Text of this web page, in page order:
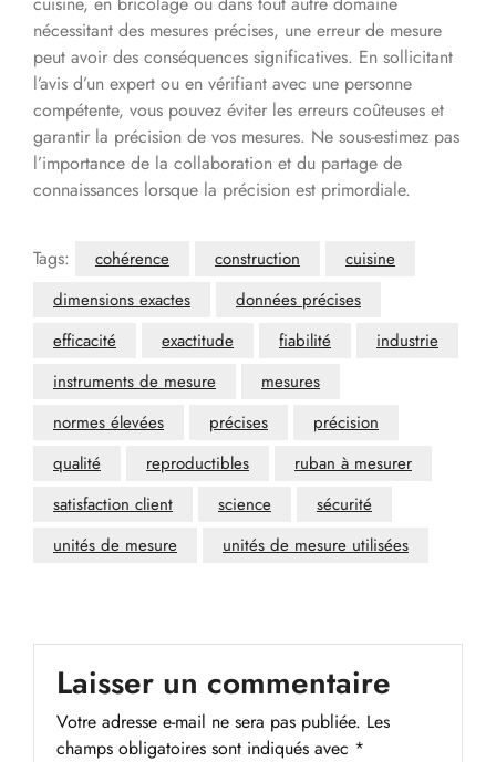
nécessitant des mesures précises, une erreur de mesure
peut avoir des conséquences significatives. En sollicitant
l’avis d’un expert ou en vérifiant avec une personne
compétente, vous pouvez éviter les erreurs coûteuses et
garantir la précision de vos mesures. Ne sous-estimez pas
l’importance de la collaboration et du partage de
connaissances lorsque la précision est primordiale.
Tags: cohérence construction
cuisine
dimensions exactes
données précises
efficacité
exactitude fiabilité
industrie
instruments de mesure
mesures
normes élevées
précises
précision
qualité
reproductibles
ruban à mesurer
satisfaction client
science
sécurité
unités de mesure
unités de mesure utilisées
Laisser un commentaire
Votre adresse e-mail ne sera pas publiée. Les
champs obligatoires sont indiqués avec *